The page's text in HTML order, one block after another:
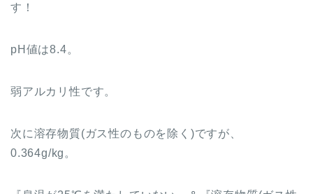
す！
pH値は8.4。
弱アルカリ性です。
次に溶存物質(ガス性のものを除く)ですが、
0.364g/kg。